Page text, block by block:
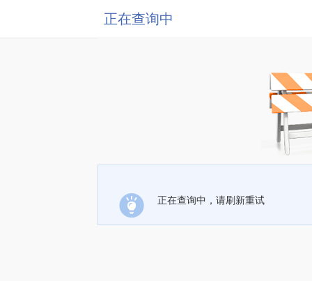
正在查询中
正在查询中，请刷新重试